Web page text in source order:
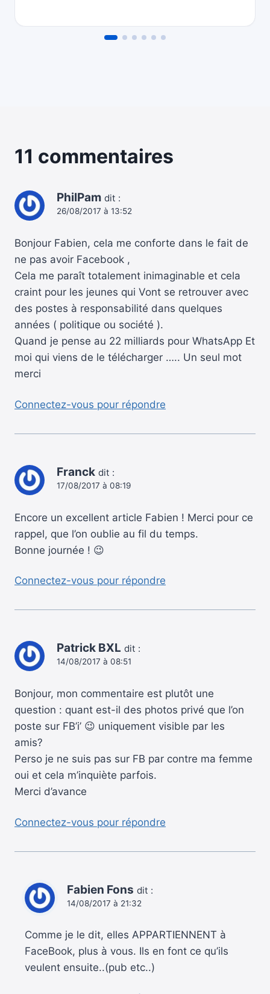
11 commentaires
PhilPam dit :
26/08/2017 à 13:52
Bonjour Fabien, cela me conforte dans le fait de
ne pas avoir Facebook ,
Cela me paraît totalement inimaginable et cela
craint pour les jeunes qui Vont se retrouver avec
des postes à responsabilité dans quelques
années ( politique ou société ).
Quand je pense au 22 milliards pour WhatsApp Et
moi qui viens de le télécharger ….. Un seul mot
merci
Connectez-vous pour répondre
Franck dit :
17/08/2017 à 08:19
Encore un excellent article Fabien ! Merci pour ce
rappel, que l’on oublie au fil du temps.
Bonne journée ! 😉
Connectez-vous pour répondre
Patrick BXL dit :
14/08/2017 à 08:51
Bonjour, mon commentaire est plutôt une
question : quant est-il des photos privé que l’on
poste sur FB’i’ 😉 uniquement visible par les
amis?
Perso je ne suis pas sur FB par contre ma femme
oui et cela m’inquiète parfois.
Merci d’avance
Connectez-vous pour répondre
Fabien Fons dit :
14/08/2017 à 21:32
Comme je le dit, elles APPARTIENNENT à
FaceBook, plus à vous. Ils en font ce qu’ils
veulent ensuite..(pub etc..)